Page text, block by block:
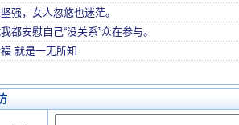
强，女人忽悠也迷茫。
都安慰自己“没关系”众在参与。
就是一无所知